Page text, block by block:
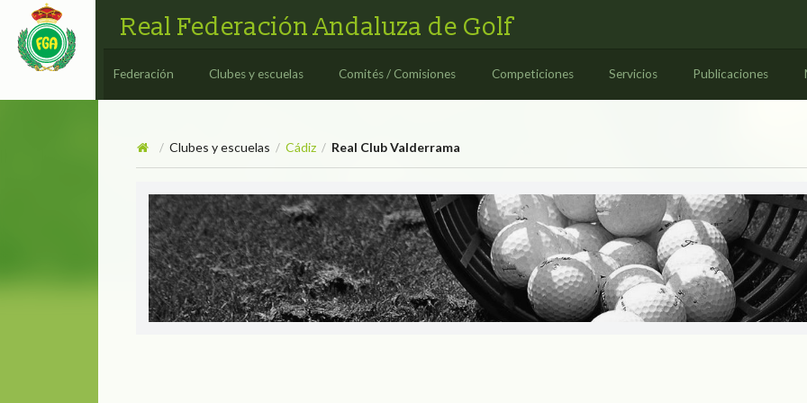
Real Federación Andaluza de Golf
Federación Clubes y escuelas Comités / Comisiones Competiciones Servicios Publicaciones
/ Clubes y escuelas / Cádiz / Real Club Valderrama
Real Club Valderrama